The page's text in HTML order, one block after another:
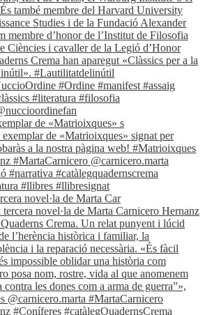
de «Matrioixques» s
novel·la de Marta Car